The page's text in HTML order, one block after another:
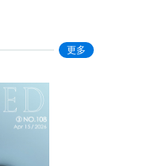
更多